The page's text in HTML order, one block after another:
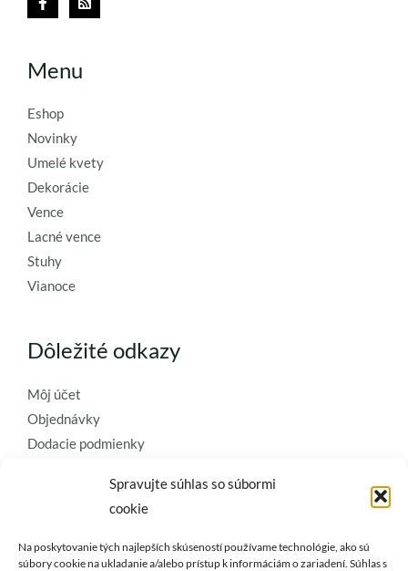
Spravujte súhlas so súbormi
cookie
Na poskytovanie tých najlepších skúseností používame technológie, ako sú
súbory cookie na ukladanie a/alebo prístup k informáciám o zariadení. Súhlas s
Menu
Eshop
Novinky
Umelé kvety
Dekorácie
Vence
Lacné vence
Stuhy
Vianoce
Dôležité odkazy
Môj účet
Objednávky
Dodacie podmienky
Ochrana osobných údajov
Zásady používania súborov cookie
Kontaktujte nás a požiadajte o